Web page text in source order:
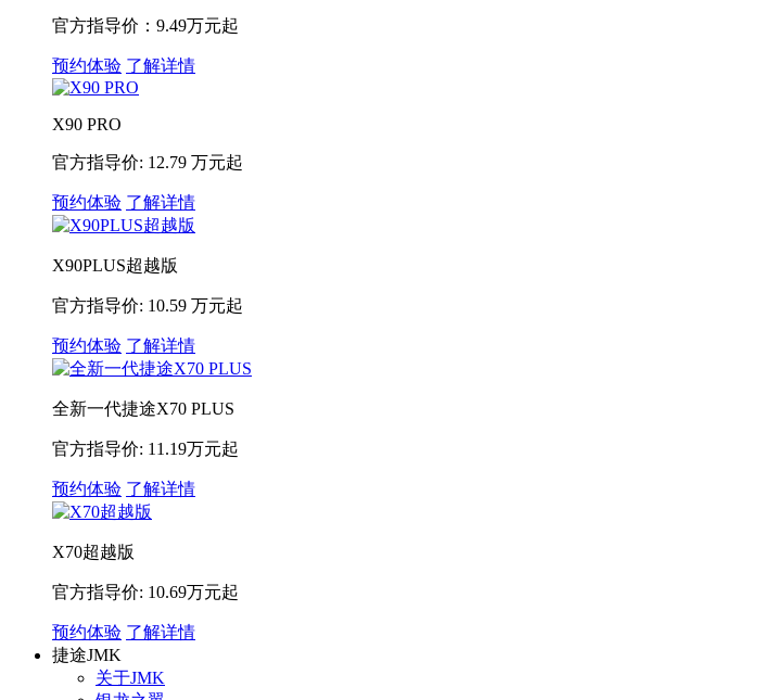
官方指导价：9.49万元起
预约体验 了解详情
X90 PRO
官方指导价: 12.79 万元起
预约体验 了解详情
X90PLUS超越版
官方指导价: 10.59 万元起
预约体验 了解详情
全新一代捷途X70 PLUS
官方指导价: 11.19万元起
预约体验 了解详情
X70超越版
官方指导价: 10.69万元起
预约体验 了解详情
捷途JMK
关于JMK